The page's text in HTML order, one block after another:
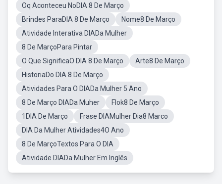
Oq Aconteceu NoDIA 8 De Março
Brindes ParaDIA 8 De Março
Nome8 De Março
Atividade Interativa DIADa Mulher
8 De MarçoPara Pintar
O Que SignificaO DIA 8 De Março
Arte8 De Março
HistoriaDo DIA 8 De Março
Atividades Para O DIADa Mulher 5 Ano
8 De Março DIADa Muher
Flok8 De Março
1DIA De Março
Frase DIAMulher Dia8 Marco
DIA Da Mulher Atividades4O Ano
8 De MarçoTextos Para O DIA
Atividade DIADa Mulher Em Inglês